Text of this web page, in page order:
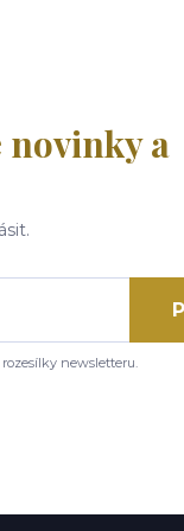
novinky a
newsletteru.